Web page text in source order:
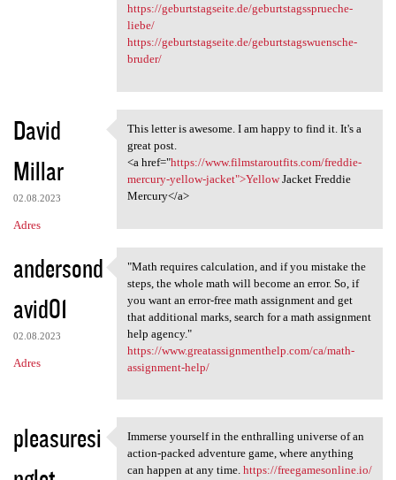
https://geburtstagseite.de/geburtstagssprueche-
liebe/
https://geburtstagseite.de/geburtstagswuensche-
bruder/
David
Millar
02.08.2023
Adres
This letter is awesome. I am
This letter is awesome. I am happy to find it. It's a
great post.
<a href="https://www.filmstaroutfits.com/freddie-
mercury-yellow-jacket">YellowJacket Freddie
Mercury</a>
andersond
avid01
02.08.2023
Adres
"Math requires calculation,
"Math requires calculation, and if you mistake the
steps, the whole math will become an error. So, if
you want an error-free math assignment and get
that additional marks, search for a math assignment
help agency."
https://www.greatassignmenthelp.com/ca/math-
assignment-help/
pleasuresi
Immerse yourself in the
Immerse yourself in the enthralling universe of an
action-packed adventure game, where anything
can happen at any time. https://freegamesonline.io/